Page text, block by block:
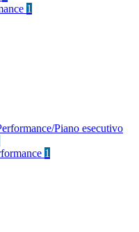
1
Piano esecutivo
1